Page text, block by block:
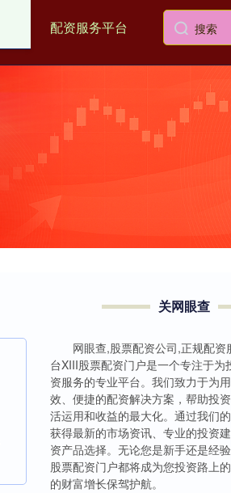
配资服务平台
关网眼查
网眼查,股票配资公司,正规配资
台XIII‌股票配资门户是一个专注于为
资服务的专业平台。我们致力于为
效、便捷的配资解决方案，帮助投
活运用和收益的最大化。通过我们
获得最新的市场资讯、专业的投资
资产品选择。无论您是新手还是经
股票配资门户都将成为您投资路上
的财富增长保驾护航。